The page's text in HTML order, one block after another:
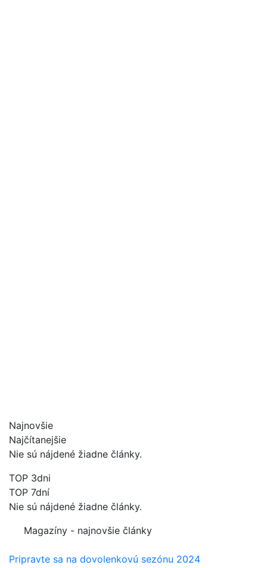
Najnovšie
Najčítanejšie
Nie sú nájdené žiadne články.
TOP 3dni
TOP 7dní
Nie sú nájdené žiadne články.
Magazíny - najnovšie články
Pripravte sa na dovolenkovú sezónu 2024